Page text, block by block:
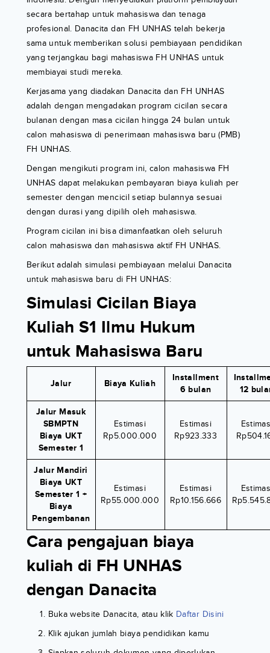
secara bertahap untuk mahasiswa dan tenaga
profesional. Danacita dan FH UNHAS telah bekerja
sama untuk memberikan solusi pembiayaan pendidikan
yang terjangkau bagi mahasiswa FH UNHAS untuk
membiayai studi mereka.
Kerjasama yang diadakan Danacita dan FH UNHAS
adalah dengan mengadakan program cicilan secara
bulanan dengan masa cicilan hingga 24 bulan untuk
calon mahasiswa di penerimaan mahasiswa baru (PMB)
FH UNHAS.
Dengan mengikuti program ini, calon mahasiswa FH
UNHAS dapat melakukan pembayaran biaya kuliah per
semester dengan mencicil setiap bulannya sesuai
dengan durasi yang dipilih oleh mahasiswa.
Program cicilan ini bisa dimanfaatkan oleh seluruh
calon mahasiswa dan mahasiswa aktif FH UNHAS.
Berikut adalah simulasi pembiayaan melalui Danacita
untuk mahasiswa baru di FH UNHAS:
Simulasi Cicilan Biaya
Kuliah S1 Ilmu Hukum
untuk Mahasiswa Baru
Jalur Biaya Kuliah
Installment
6 bulan
12
Jalur Masuk
SBMPTN
Biaya UKT
Semester 1
Estimasi
Rp5.000.000
Estimasi
Rp923.333
Jalur Mandiri
Biaya UKT
Semester 1 +
Biaya
Pengembanan
Estimasi
Rp55.000.000
Estimasi
Rp10.156.666
Cara pengajuan biaya
kuliah di FH UNHAS
dengan Danacita
Buka website Danacita, atau klik Daftar Disini
Klik ajukan jumlah biaya pendidikan kamu